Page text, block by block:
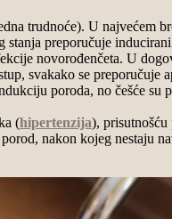
trudnoće). U najvećem
stanja preporučuje
novorođenčeta. U
svakako se preporučuje
poroda, no češće
(hipertenzija),
nakon kojeg nestaju